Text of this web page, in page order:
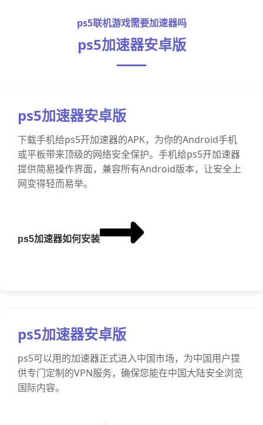
ps5联机游戏需要加速器吗
ps5加速器安卓版
ps5加速器安卓版
下载手机给ps5开加速器的APK，为你的Android手机
或平板带来顶级的网络安全保护。手机给ps5开加速器
提供简易操作界面，兼容所有Android版本，让安全上
网变得轻而易举。
ps5加速器如何安装
ps5加速器安卓版
ps5可以用的加速器正式进入中国市场，为中国用户提
供专门定制的VPN服务，确保您能在中国大陆安全浏览
国际内容。